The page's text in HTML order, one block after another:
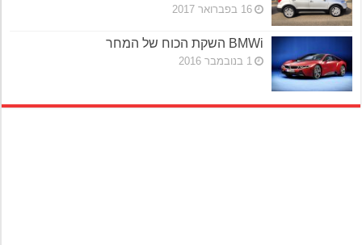
16 בפברואר 2017
BMWi השקת הכוח של המחר
1 בנובמבר 2016